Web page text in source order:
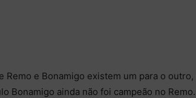
Remo e Bonamigo existem um para o
Bonamigo ainda não foi campeão no